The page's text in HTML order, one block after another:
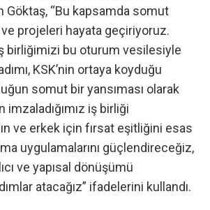
Göktaş, “Bu kapsamda somut
projeleri hayata geçiriyoruz.
birliğimizi bu oturum vesilesiyle
KSK’nin ortaya koyduğu
somut bir yansıması olarak
iş birliği
ve erkek için fırsat eşitliğini esas
uygulamalarını güçlendireceğiz,
ve yapısal dönüşümü
atacağız” ifadelerini kullandı.